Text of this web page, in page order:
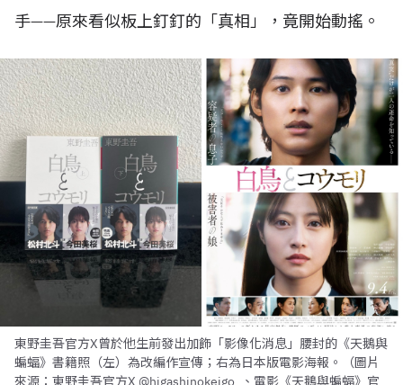
手——原來看似板上釘釘的「真相」，竟開始動搖。
東野圭吾官方X曾於他生前發出加飾「影像化消息」腰封的《天鵝與
蝙蝠》書籍照（左）為改編作宣傳；右為日本版電影海報。（圖片
來源：東野圭吾官方X @higashinokeigo_、電影《天鵝與蝙蝠》官